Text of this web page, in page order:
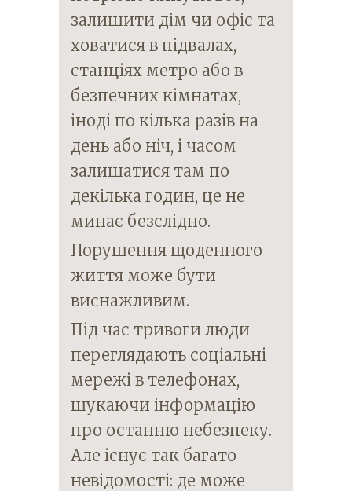
залишити дім чи офіс та
ховатися в підвалах,
станціях метро або в
безпечних кімнатах,
іноді по кілька разів на
день або ніч, і часом
залишатися там по
декілька годин, це не
минає безслідно.
Порушення щоденного
життя може бути
виснажливим.
Під час тривоги люди
переглядають соціальні
мережі в телефонах,
шукаючи інформацію
про останню небезпеку.
Але існує так багато
невідомості: де може